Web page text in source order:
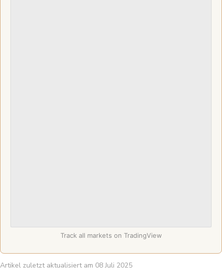
Track all markets on TradingView
Artikel zuletzt aktualisiert am 08 Juli 2025